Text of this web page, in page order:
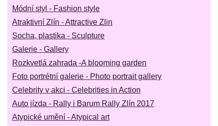
Módní styl - Fashion style
Atraktivní Zlín - Attractive Zlin
Socha, plastika - Sculpture
Galerie - Gallery
Rozkvetlá zahrada -A blooming garden
Foto portrétní galerie - Photo portrait gallery
Celebrity v akci - Celebrities in Action
Auto jízda - Rally i Barum Rally Zlín 2017
Atypické umění - Atypical art